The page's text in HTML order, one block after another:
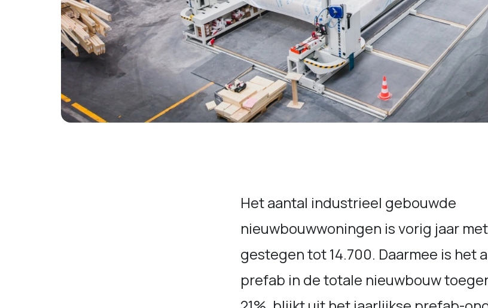
Het aantal industrieel gebouwde
nieuwbouwwoningen is vorig jaar
gestegen tot 14.700. Daarmee is het
prefab in de totale nieuwbouw